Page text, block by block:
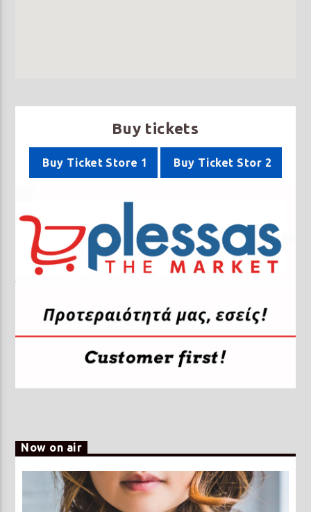
Buy tickets
Buy Ticket Store 1 Buy Ticket Stor 2
Now on air